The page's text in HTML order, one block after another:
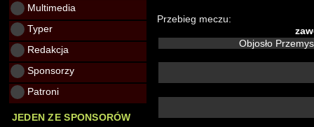
Multimedia
Typer
Redakcja
Sponsorzy
Patroni
JEDEN ZE SPONSORÓW
Przebieg meczu:
Objosło